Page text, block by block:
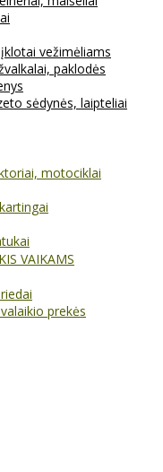
vežimėliams
paklodės
sėdynės, laipteliai
motociklai
VAIKAMS
prekės